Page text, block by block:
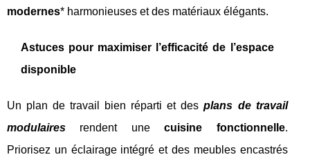
modernes* harmonieuses et des matériaux élégants.
Astuces pour maximiser l’efficacité de l’espace
disponible
Un plan de travail bien réparti et desplans de travail
modulaires rendent unecuisine fonctionnelle.
Priorisez un éclairage intégré et des meubles encastrés